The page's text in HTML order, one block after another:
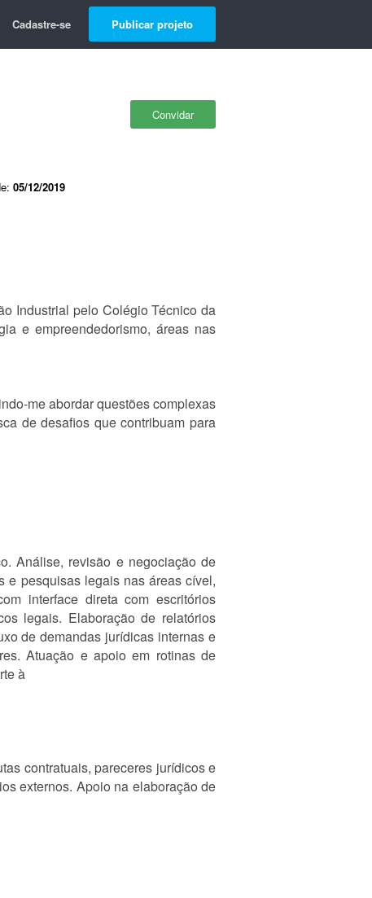
Cadastre-se Publicar projeto
Convidar
05/12/2019
Industrial pelo Colégio Técnico da
e empreendedorismo, áreas nas
me abordar questões complexas
de desafios que contribuam para
Análise, revisão e negociação de
e pesquisas legais nas áreas cível,
interface direta com escritórios
legais. Elaboração de relatórios
de demandas jurídicas internas e
Atuação e apoio em rotinas de
à
contratuais, pareceres jurídicos e
externos. Apoio na elaboração de